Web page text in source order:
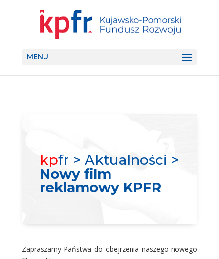
MENU
kpfr > Aktualności >
Nowy film
reklamowy KPFR
Zapraszamy Państwa do obejrzenia naszego nowego